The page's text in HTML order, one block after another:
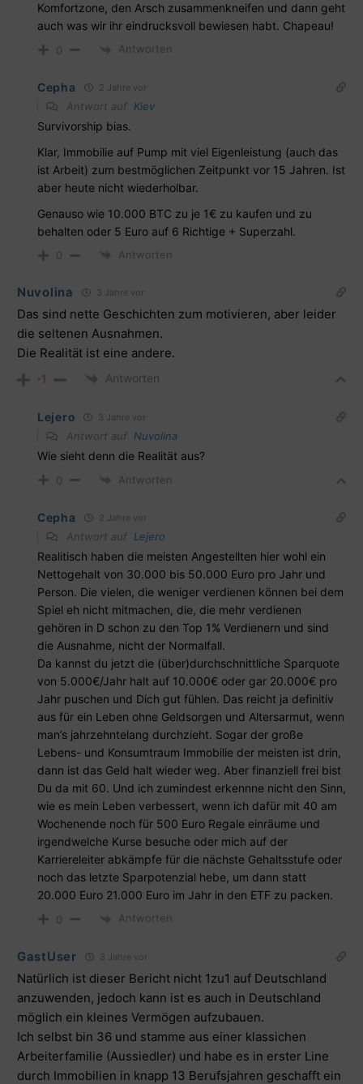
Komfortzone, den Arsch zusammenkneifen und dann geht
auch was wir ihr eindrucksvoll bewiesen habt. Chapeau!
0 Antworten
Cepha 2 Jahre vor
Antwort auf Kiev
Survivorship bias.
Klar, Immobilie auf Pump mit viel Eigenleistung (auch das
ist Arbeit) zum bestmöglichen Zeitpunkt vor 15 Jahren. Ist
aber heute nicht wiederholbar.
Genauso wie 10.000 BTC zu je 1€ zu kaufen und zu
behalten oder 5 Euro auf 6 Richtige + Superzahl.
0 Antworten
Nuvolina 3 Jahre vor
Das sind nette Geschichten zum motivieren, aber leider
die seltenen Ausnahmen.
Die Realität ist eine andere.
-1 Antworten
Lejero 3 Jahre vor
Antwort auf Nuvolina
Wie sieht denn die Realität aus?
0 Antworten
Cepha 2 Jahre vor
Antwort auf Lejero
Realitisch haben die meisten Angestellten hier wohl ein
Nettogehalt von 30.000 bis 50.000 Euro pro Jahr und
Person. Die vielen, die weniger verdienen können bei dem
Spiel eh nicht mitmachen, die, die mehr verdienen
gehören in D schon zu den Top 1% Verdienern und sind
die Ausnahme, nicht der Normalfall.
Da kannst du jetzt die (über)durchschnittliche Sparquote
von 5.000€/Jahr halt auf 10.000€ oder gar 20.000€ pro
Jahr puschen und Dich gut fühlen. Das reicht ja definitiv
aus für ein Leben ohne Geldsorgen und Altersarmut, wenn
man’s jahrzehntelang durchzieht. Sogar der große
Lebens- und Konsumtraum Immobilie der meisten ist drin,
dann ist das Geld halt wieder weg. Aber finanziell frei bist
Du da mit 60. Und ich zumindest erkennne nicht den Sinn,
wie es mein Leben verbessert, wenn ich dafür mit 40 am
Wochenende noch für 500 Euro Regale einräume und
irgendwelche Kurse besuche oder mich auf der
Karriereleiter abkämpfe für die nächste Gehaltsstufe oder
noch das letzte Sparpotenzial hebe, um dann statt
20.000 Euro 21.000 Euro im Jahr in den ETF zu packen.
0 Antworten
GastUser 3 Jahre vor
Natürlich ist dieser Bericht nicht 1zu1 auf Deutschland
anzuwenden, jedoch kann ist es auch in Deutschland
möglich ein kleines Vermögen aufzubauen.
Ich selbst bin 36 und stamme aus einer klassichen
Arbeiterfamilie (Aussiedler) und habe es in erster Line
durch Immobilien in knapp 13 Berufsjahren geschafft ein